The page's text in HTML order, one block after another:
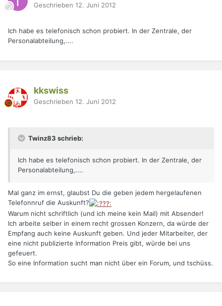
Geschrieben 12. Juni 2012
Ich habe es telefonisch schon probiert. In der Zentrale, der
Personalabteilung,....
kkswiss
Geschrieben 12. Juni 2012
Twinz83 schrieb:
Ich habe es telefonisch schon probiert. In der Zentrale, der
Personalabteilung,....
Mal ganz im ernst, glaubst Du die geben jedem hergelaufenen
Telefonnruf die Auskunft?
Warum nicht schriftlich (und ich meine kein Mail) mit Absender!
Ich arbeite selber in einem recht grossen Konzern, da würde der
Empfang auch keine Auskunft geben. Und jeder Mitarbeiter, der
eine nicht publizierte Information Preis gibt, würde bei uns
gefeuert.
So eine Information sucht man nicht über ein Forum, und tschüss.